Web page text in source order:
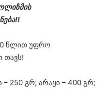
წლით უფრო
თავს!
– 250 გრ; არაყი – 400 გრ;